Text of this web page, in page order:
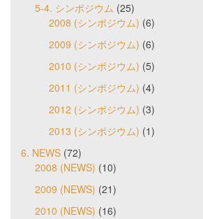
5-4. シンポジウム (25)
2008 (シンポジウム) (6)
2009 (シンポジウム) (6)
2010 (シンポジウム) (5)
2011 (シンポジウム) (4)
2012 (シンポジウム) (3)
2013 (シンポジウム) (1)
6. NEWS (72)
2008 (NEWS) (10)
2009 (NEWS) (21)
2010 (NEWS) (16)